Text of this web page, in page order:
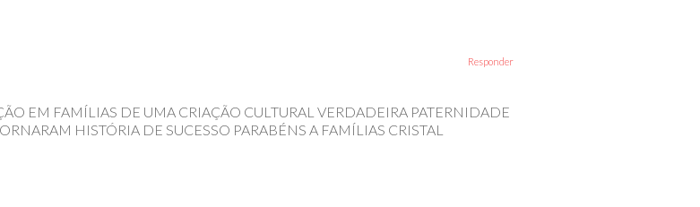
EM FAMÍLIAS DE UMA CRIAÇÃO CULTURAL VERDADEIRA PATERNIDADE
HISTÓRIA DE SUCESSO PARABÉNS A FAMÍLIAS CRISTAL
Responder